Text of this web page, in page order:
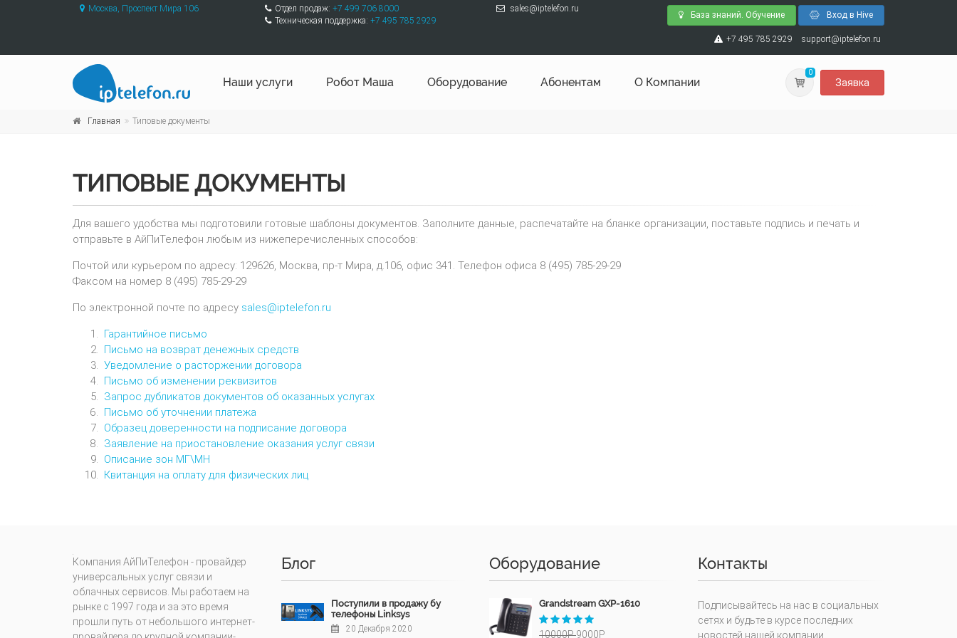
Москва, Проспект Мира 106 Отдел продаж: +7 499 706 8000
Техническая поддержка: +7 495 785 2929
sales@iptelefon.ru
База знаний. Обучение Вход в Hive
+7 495 785 2929 support@iptelefon.ru
Наши услуги Робот Маша Оборудование Абонентам О Компании
0
Заявка
Главная Типовые документы
ТИПОВЫЕ ДОКУМЕНТЫ
Для вашего удобства мы подготовили готовые шаблоны документов. Заполните данные, распечатайте на бланке организации, поставьте подпись и печать и
отправьте в АйПиТелефон любым из нижеперечисленных способов:
Почтой или курьером по адресу: 129626, Москва, пр-т Мира, д.106, офис 341. Телефон офиса 8 (495) 785-29-29
Факсом на номер 8 (495) 785-29-29
По электронной почте по адресу sales@iptelefon.ru
Гарантийное письмо
Письмо на возврат денежных средств
Уведомление о расторжении договора
Письмо об изменении реквизитов
Запрос дубликатов документов об оказанных услугах
Письмо об уточнении платежа
Образец доверенности на подписание договора
Заявление на приостановление оказания услуг связи
Описание зон МГ\МН
Квитанция на оплату для физических лиц
Компания АйПиТелефон - провайдер
универсальных услуг связи и
облачных сервисов. Мы работаем на
рынке с 1997 года и за это время
прошли путь от небольшого интернет-
Блог
Поступили в продажу бу
телефоны Linksys
20 Декабря 2020
Оборудование
Grandstream GXP-1610
10000Р9000Р
Контакты
Подписывайтесь на нас в социальных
сетях и будьте в курсе последних
новостей нашей компании